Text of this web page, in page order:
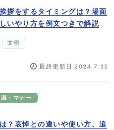
拶をするタイミングは？場面
いやり方を例文つきで解説
文例
最終更新日 2024.7.12
・マナー
？哀悼との違いや使い方、追